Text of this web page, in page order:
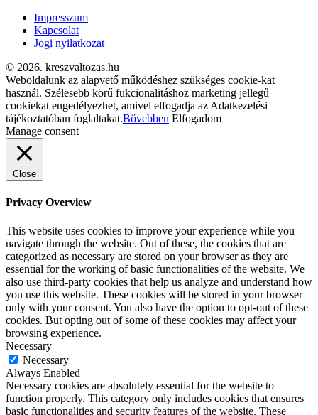
Impresszum
Kapcsolat
Jogi nyilatkozat
© 2026. kreszvaltozas.hu
Weboldalunk az alapvető működéshez szükséges cookie-kat
használ. Szélesebb körű fukcionalitáshoz marketing jellegű
cookiekat engedélyezhet, amivel elfogadja az Adatkezelési
tájékoztatóban foglaltakat.Bővebben Elfogadom
Manage consent
Close
Privacy Overview
This website uses cookies to improve your experience while you
navigate through the website. Out of these, the cookies that are
categorized as necessary are stored on your browser as they are
essential for the working of basic functionalities of the website. We
also use third-party cookies that help us analyze and understand how
you use this website. These cookies will be stored in your browser
only with your consent. You also have the option to opt-out of these
cookies. But opting out of some of these cookies may affect your
browsing experience.
Necessary
Necessary
Always Enabled
Necessary cookies are absolutely essential for the website to
function properly. This category only includes cookies that ensures
basic functionalities and security features of the website. These